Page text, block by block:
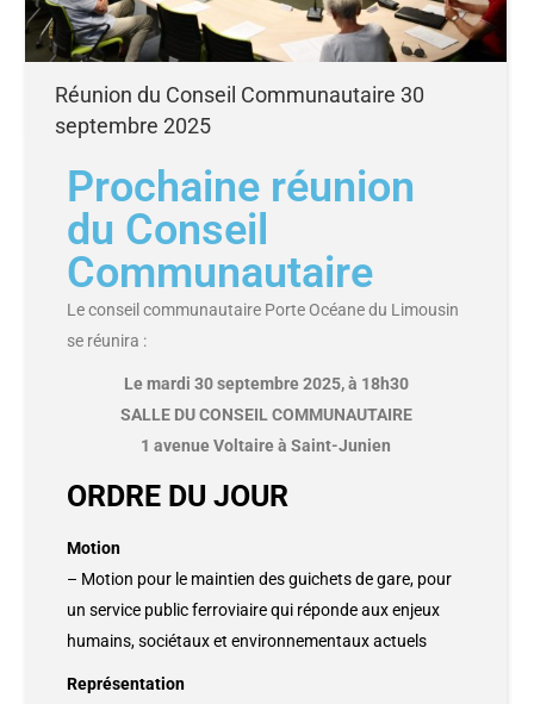
Réunion du Conseil Communautaire 30
septembre 2025
Prochaine réunion
du Conseil
Communautaire
Le conseil communautaire Porte Océane du Limousin
se réunira :
Le mardi 30 septembre 2025, à 18h30
SALLE DU CONSEIL COMMUNAUTAIRE
1 avenue Voltaire à Saint-Junien
ORDRE DU JOUR
Motion
– Motion pour le maintien des guichets de gare, pour
un service public ferroviaire qui réponde aux enjeux
humains, sociétaux et environnementaux actuels
Représentation